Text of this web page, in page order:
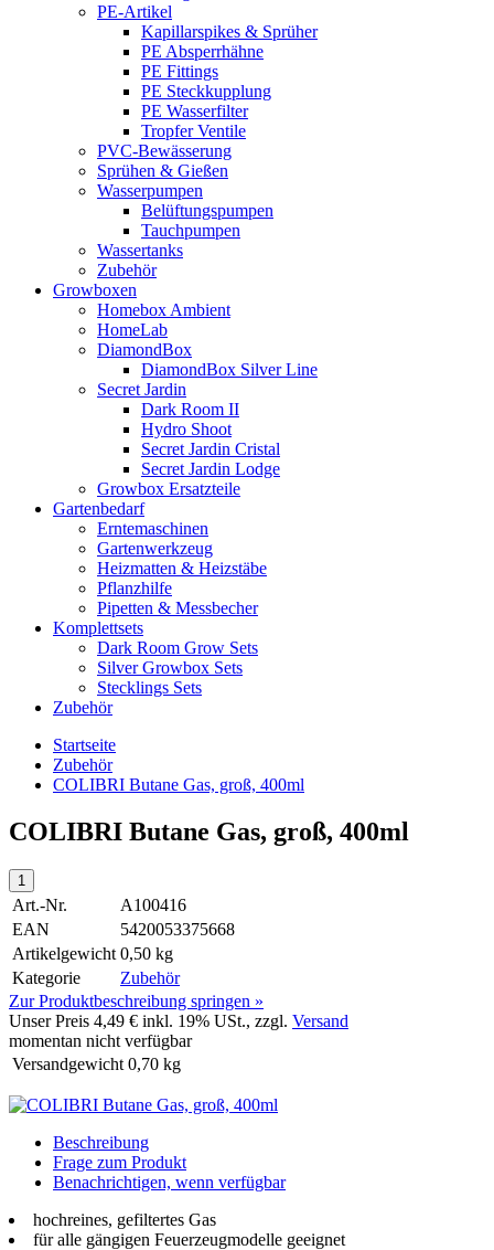
PE-Artikel
Kapillarspikes & Sprüher
PE Absperrhähne
PE Fittings
PE Steckkupplung
PE Wasserfilter
Tropfer Ventile
PVC-Bewässerung
Sprühen & Gießen
Wasserpumpen
Belüftungspumpen
Tauchpumpen
Wassertanks
Zubehör
Growboxen
Homebox Ambient
HomeLab
DiamondBox
DiamondBox Silver Line
Secret Jardin
Dark Room II
Hydro Shoot
Secret Jardin Cristal
Secret Jardin Lodge
Growbox Ersatzteile
Gartenbedarf
Erntemaschinen
Gartenwerkzeug
Heizmatten & Heizstäbe
Pflanzhilfe
Pipetten & Messbecher
Komplettsets
Dark Room Grow Sets
Silver Growbox Sets
Stecklings Sets
Zubehör
Startseite
Zubehör
COLIBRI Butane Gas, groß, 400ml
COLIBRI Butane Gas, groß, 400ml
Art.-Nr.
A100416
EAN
5420053375668
Artikelgewicht 0,50 kg
Kategorie
Zubehör
Zur Produktbeschreibung springen »
Unser Preis 4,49 € inkl. 19% USt., zzgl. Versand
momentan nicht verfügbar
Versandgewicht 0,70 kg
Beschreibung
Frage zum Produkt
Benachrichtigen, wenn verfügbar
hochreines, gefiltertes Gas
für alle gängigen Feuerzeugmodelle geeignet